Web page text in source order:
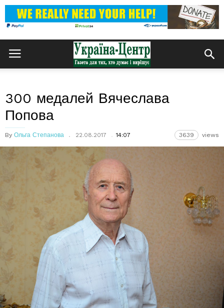
300 медалей Вячеслава
Попова
By Ольга Степанова 22.08.2017 14:07 3639 views